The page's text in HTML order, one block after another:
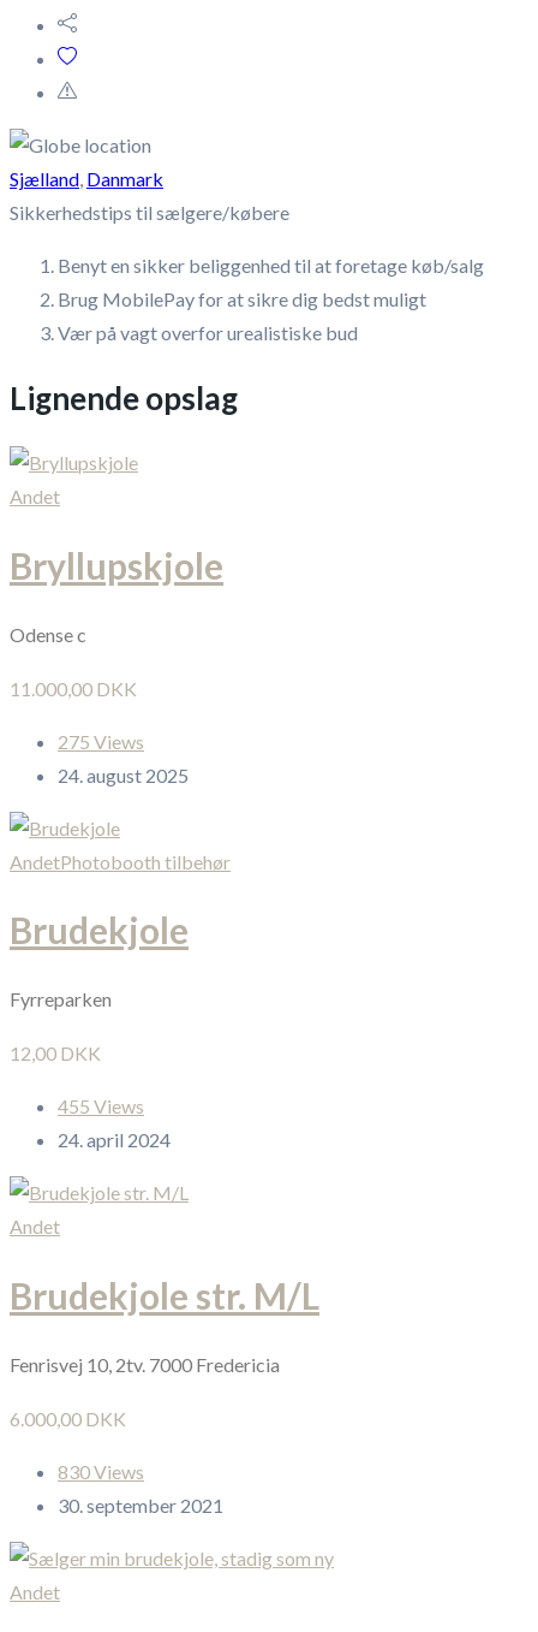
Sjælland Danmark
Sikkerhedstips til sælgere/købere
Benyt en sikker beliggenhed til at foretage køb/salg
Brug MobilePay for at sikre dig bedst muligt
Vær på vagt overfor urealistiske bud
Lignende opslag
Andet
Bryllupskjole
Odense c
11.000,00 DKK
275 Views
24. august 2025
AndetPhotobooth tilbehør
Brudekjole
Fyrreparken
12,00 DKK
455 Views
24. april 2024
Andet
Brudekjole str. M/L
Fenrisvej 10, 2tv. 7000 Fredericia
6.000,00 DKK
830 Views
30. september 2021
Andet